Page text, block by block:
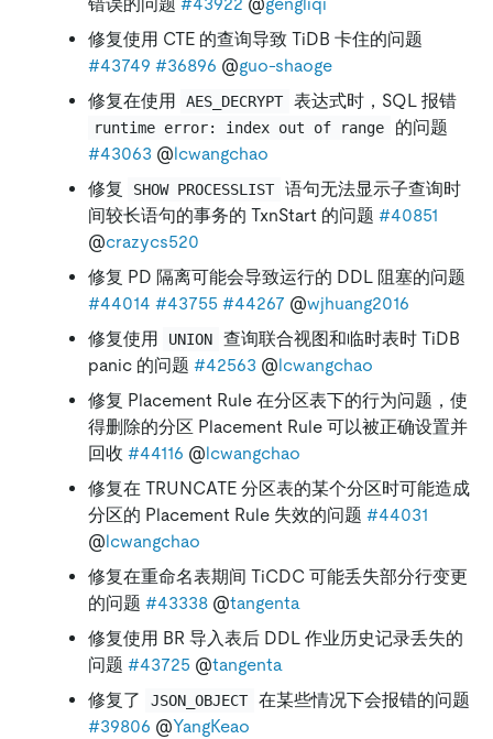
修复使用 CTE 的查询导致 TiDB 卡住的问题
#43749 #36896 @guo-shaoge
修复在使用
AES_DECRYPT 表达式时，SQL 报错
runtime error: index out of range
的问题
#43063 @lcwangchao
修复
SHOW PROCESSLIST 语句无法显示子查询时
间较长语句的事务的 TxnStart 的问题 #40851
@crazycs520
修复 PD 隔离可能会导致运行的 DDL 阻塞的问题
#44014 #43755 #44267 @wjhuang2016
修复使用
UNION
查询联合视图和临时表时 TiDB
panic 的问题 #42563 @lcwangchao
修复 Placement Rule 在分区表下的行为问题，使
得删除的分区 Placement Rule 可以被正确设置并
回收 #44116 @lcwangchao
修复在 TRUNCATE 分区表的某个分区时可能造成
分区的 Placement Rule 失效的问题 #44031
@lcwangchao
修复在重命名表期间 TiCDC 可能丢失部分行变更
的问题 #43338 @tangenta
修复使用 BR 导入表后 DDL 作业历史记录丢失的
问题 #43725 @tangenta
修复了
JSON_OBJECT 在某些情况下会报错的问题
#39806 @YangKeao